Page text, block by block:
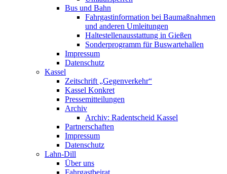
Bus und Bahn
Fahrgastinformation bei Baumaßnahmen
und anderen Umleitungen
Haltestellenausstattung in Gießen
Sonderprogramm für Buswartehallen
Impressum
Datenschutz
Kassel
Zeitschrift „Gegenverkehr“
Kassel Konkret
Pressemitteilungen
Archiv
Archiv: Radentscheid Kassel
Partnerschaften
Impressum
Datenschutz
Lahn-Dill
Über uns
Fahrgastbeirat